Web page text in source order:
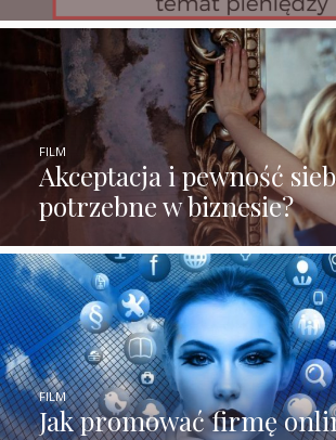
Akceptacja i pewność
potrzebne w biznesie?
FILM
Jak promować firmę
FILM